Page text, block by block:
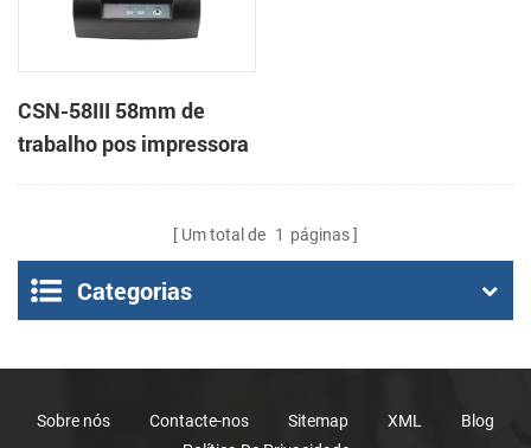
CSN-58III 58mm de
trabalho pos impressora
térmica de recibos
Um total de 1 páginas
Categorias
Sobre nós Contacte-nos Sitemap XML
Blog